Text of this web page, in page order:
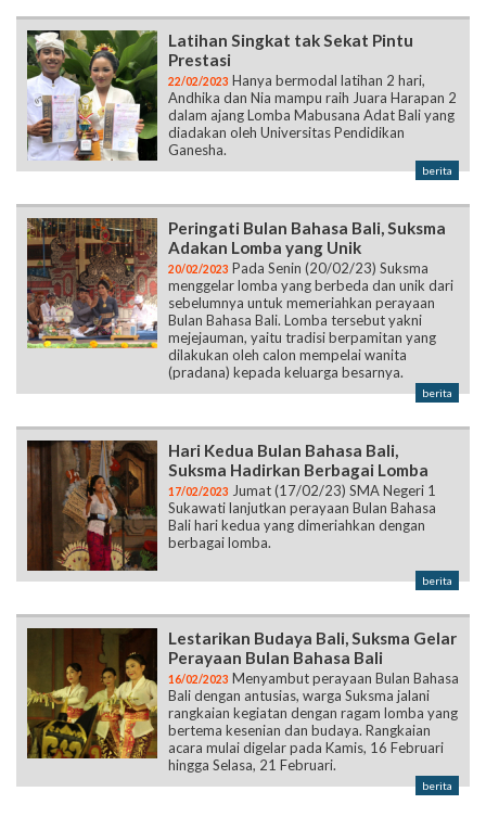
Latihan Singkat tak Sekat Pintu
Prestasi
22/02/2023 Hanya bermodal latihan 2 hari,
Andhika dan Nia mampu raih Juara Harapan 2
dalam ajang Lomba Mabusana Adat Bali yang
diadakan oleh Universitas Pendidikan
Ganesha.
berita
Peringati Bulan Bahasa Bali, Suksma
Adakan Lomba yang Unik
20/02/2023 Pada Senin (20/02/23) Suksma
menggelar lomba yang berbeda dan unik dari
sebelumnya untuk memeriahkan perayaan
Bulan Bahasa Bali. Lomba tersebut yakni
mejejauman, yaitu tradisi berpamitan yang
dilakukan oleh calon mempelai wanita
(pradana) kepada keluarga besarnya.
berita
Hari Kedua Bulan Bahasa Bali,
Suksma Hadirkan Berbagai Lomba
17/02/2023 Jumat (17/02/23) SMA Negeri 1
Sukawati lanjutkan perayaan Bulan Bahasa
Bali hari kedua yang dimeriahkan dengan
berbagai lomba.
berita
Lestarikan Budaya Bali, Suksma Gelar
Perayaan Bulan Bahasa Bali
16/02/2023 Menyambut perayaan Bulan Bahasa
Bali dengan antusias, warga Suksma jalani
rangkaian kegiatan dengan ragam lomba yang
bertema kesenian dan budaya. Rangkaian
acara mulai digelar pada Kamis, 16 Februari
hingga Selasa, 21 Februari.
berita